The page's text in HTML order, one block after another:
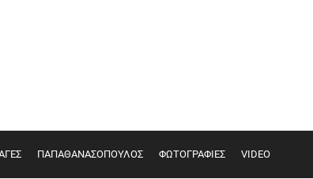
ΠΑΠΑΘΑΝΑΣΟΠΟΥΛΟΣ ΦΩΤΟΓΡΑΦΙΕΣ VIDEO